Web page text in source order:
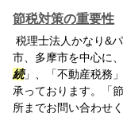
節税対策の重要性
税理士法人かなり&
市、多摩市を中心に
続」、「不動産税務
承っております。「
所までお問い合わせく